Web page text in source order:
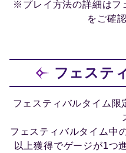
※プレイ方法の詳細はフ
をご確
フェステ
フェスティバルタイム限
フェスティバルタイム中
以上獲得でゲージが1つ